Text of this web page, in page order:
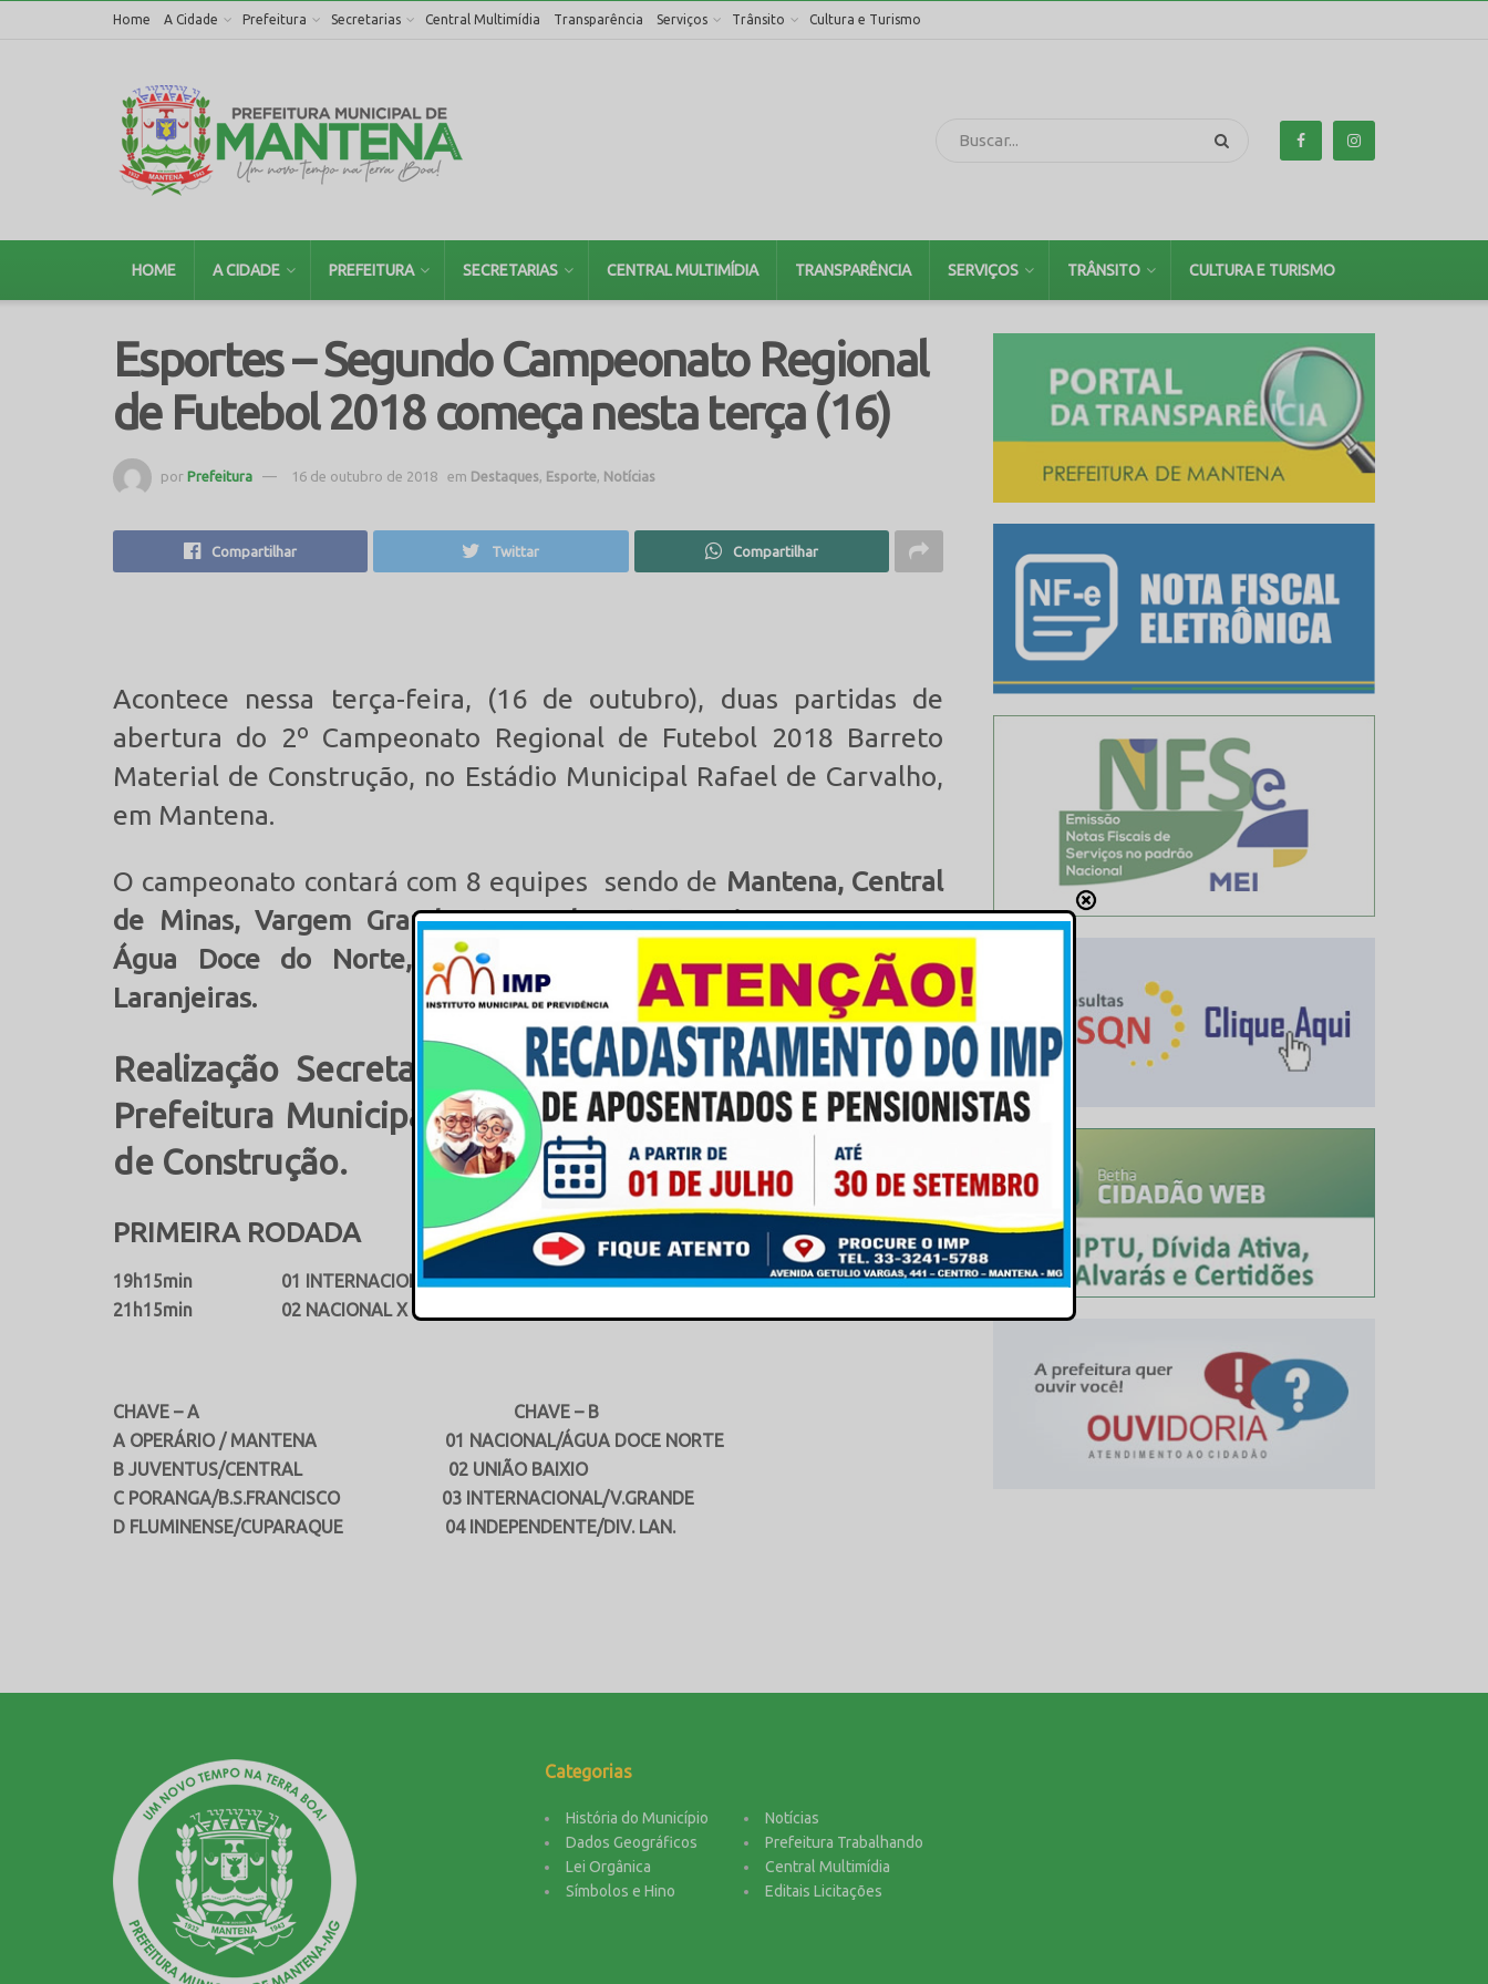
Home A Cidade Prefeitura Secretarias Central Multimídia Transparência Serviços Trânsito Cultura e Turismo
HOME A CIDADE PREFEITURA SECRETARIAS CENTRAL MULTIMÍDIA TRANSPARÊNCIA SERVIÇOS TRÂNSITO CULTURA E TURISMO
Esportes – Segundo Campeonato Regional
de Futebol 2018 começa nesta terça (16)
por Prefeitura 16 de outubro de 2018 em Destaques Esporte Notícias
Compartilhar Twittar Compartilhar
Acontece nessa terça-feira, (16 de outubro), duas partidas de
abertura do 2º Campeonato Regional de Futebol 2018 Barreto
Material de Construção, no Estádio Municipal Rafael de Carvalho,
em Mantena.
O campeonato contará com 8 equipes sendo de Mantena, Central
de Minas, Vargem Grande, Barra de São Francisco, Cuparaque,
Água Doce do Norte, São Geraldo do Baixio e Divino das
Laranjeiras.
Realização Secretaria Municipal de Esportes, apoio
Prefeitura Municipal de Mantena e Barreto Material
de Construção.
PRIMEIRA RODADA
19h15min 01 INTERNACIONAL/V.G X INDEPENDENTE/DIV
21h15min 02 NACIONAL X UNIÃO BAIXIO
CHAVE – A CHAVE – B
A OPERÁRIO / MANTENA 01 NACIONAL/ÁGUA DOCE NORTE
B JUVENTUS/CENTRAL 02 UNIÃO BAIXIO
C PORANGA/B.S.FRANCISCO 03 INTERNACIONAL/V.GRANDE
D FLUMINENSE/CUPARAQUE 04 INDEPENDENTE/DIV. LAN.
Categorias
História do Município
Dados Geográficos
Lei Orgânica
Símbolos e Hino
Notícias
Prefeitura Trabalhando
Central Multimídia
Editais Licitações